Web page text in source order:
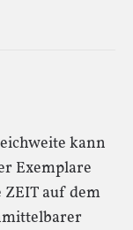
kann
Exemplare
auf dem